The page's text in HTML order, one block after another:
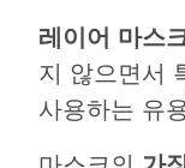
레이어 마스
지 않으면서
사용하는 유